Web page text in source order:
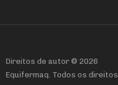
Direitos de autor © 2026
Equifermaq. Todos os direitos